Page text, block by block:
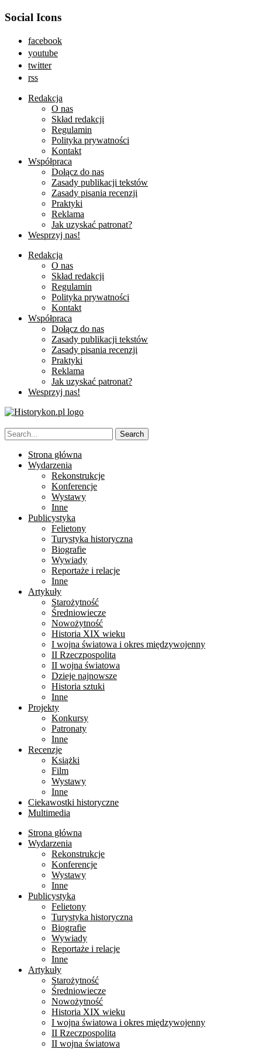
Social Icons
facebook
youtube
twitter
rss
Redakcja
O nas
Skład redakcji
Regulamin
Polityka prywatności
Kontakt
Współpraca
Dołącz do nas
Zasady publikacji tekstów
Zasady pisania recenzji
Praktyki
Reklama
Jak uzyskać patronat?
Wesprzyj nas!
Redakcja
O nas
Skład redakcji
Regulamin
Polityka prywatności
Kontakt
Współpraca
Dołącz do nas
Zasady publikacji tekstów
Zasady pisania recenzji
Praktyki
Reklama
Jak uzyskać patronat?
Wesprzyj nas!
Strona główna
Wydarzenia
Rekonstrukcje
Konferencje
Wystawy
Inne
Publicystyka
Felietony
Turystyka historyczna
Biografie
Wywiady
Reportaże i relacje
Inne
Artykuły
Starożytność
Średniowiecze
Nowożytność
Historia XIX wieku
I wojna światowa i okres międzywojenny
II Rzeczpospolita
II wojna światowa
Dzieje najnowsze
Historia sztuki
Inne
Projekty
Konkursy
Patronaty
Inne
Recenzje
Książki
Film
Wystawy
Inne
Ciekawostki historyczne
Multimedia
Strona główna
Wydarzenia
Rekonstrukcje
Konferencje
Wystawy
Inne
Publicystyka
Felietony
Turystyka historyczna
Biografie
Wywiady
Reportaże i relacje
Inne
Artykuły
Starożytność
Średniowiecze
Nowożytność
Historia XIX wieku
I wojna światowa i okres międzywojenny
II Rzeczpospolita
II wojna światowa